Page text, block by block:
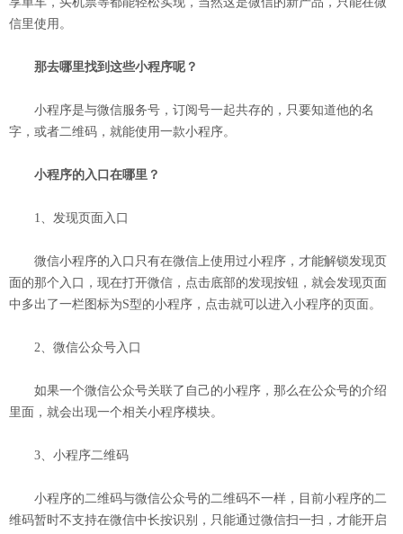
信里使用。
那去哪里找到这些小程序呢？
小程序是与微信服务号，订阅号一起共存的，只要知道他的名
字，或者二维码，就能使用一款小程序。
小程序的入口在哪里？
1、发现页面入口
微信小程序的入口只有在微信上使用过小程序，才能解锁发现页
面的那个入口，现在打开微信，点击底部的发现按钮，就会发现页面
中多出了一栏图标为S型的小程序，点击就可以进入小程序的页面。
2、微信公众号入口
如果一个微信公众号关联了自己的小程序，那么在公众号的介绍
里面，就会出现一个相关小程序模块。
3、小程序二维码
小程序的二维码与微信公众号的二维码不一样，目前小程序的二
维码暂时不支持在微信中长按识别，只能通过微信扫一扫，才能开启